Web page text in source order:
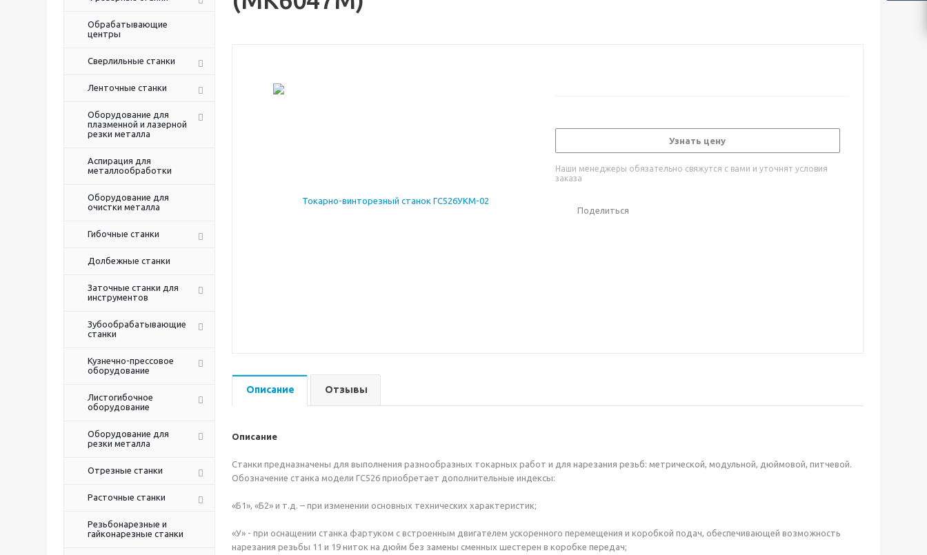
Обрабатывающие
центры
Сверлильные станки
Ленточные станки
Оборудование для
плазменной и лазерной
резки металла
Аспирация для
металлообработки
Оборудование для
очистки металла
Гибочные станки
Долбежные станки
Заточные станки для
инструментов
Зубообрабатывающие
станки
Кузнечно-прессовое
оборудование
Листогибочное
оборудование
Оборудование для
резки металла
Отрезные станки
Расточные станки
Резьбонарезные и
гайконарезные станки
Узнать цену
Наши менеджеры обязательно свяжутся с вами и уточнят условия
заказа
Поделиться
Описание Отзывы
Описание
Станки предназначены для выполнения разнообразных токарных работ и для нарезания резьб: метрической, модульной, дюймовой, питчевой.
Обозначение станка модели ГС526 приобретает дополнительные индексы:
«Б1», «Б2» и т.д. – при изменении основных технических характеристик;
«У» - при оснащении станка фартуком с встроенным двигателем ускоренного перемещения и коробкой подач, обеспечивающей возможность
нарезания резьбы 11 и 19 ниток на дюйм без замены сменных шестерен в коробке передач;